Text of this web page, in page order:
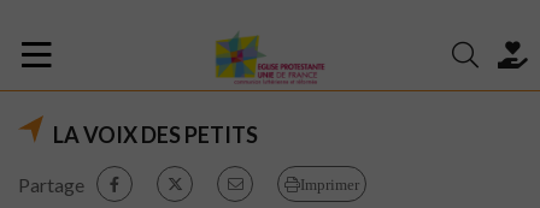
LA VOIX DES PETITS
Partage Imprimer